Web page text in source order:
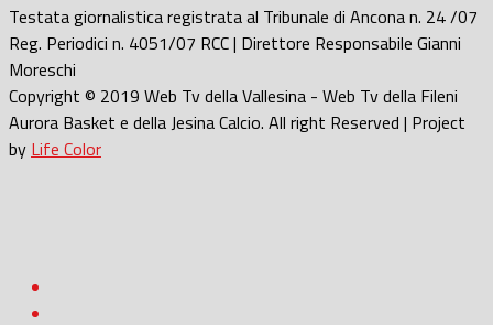
Testata giornalistica registrata al Tribunale di Ancona n. 24 /07
Reg. Periodici n. 4051/07 RCC | Direttore Responsabile Gianni
Moreschi
Copyright © 2019 Web Tv della Vallesina - Web Tv della Fileni
Aurora Basket e della Jesina Calcio. All right Reserved | Project
by Life Color